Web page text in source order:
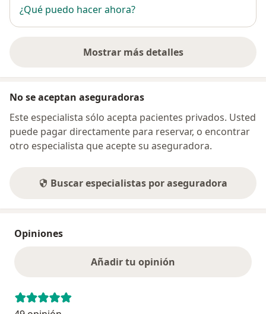
¿Qué puedo hacer ahora?
Mostrar más detalles
sobre la dirección
No se aceptan aseguradoras
Este especialista sólo acepta pacientes privados. Usted
puede pagar directamente para reservar, o encontrar
otro especialista que acepte su aseguradora.
Buscar especialistas por aseguradora
Opiniones
Añadir tu opinión